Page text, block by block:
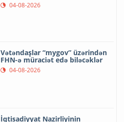
04-08-2026
Vətəndaşlar “mygov” üzərindən
FHN-ə müraciət edə biləcəklər
04-08-2026
İqtisadiyyat Nazirliyinin